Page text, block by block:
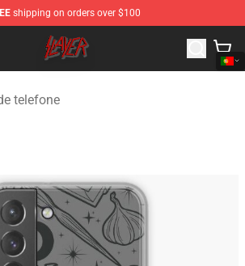
shipping on orders over $100
Official Slayer Merchandise Shop
telefone